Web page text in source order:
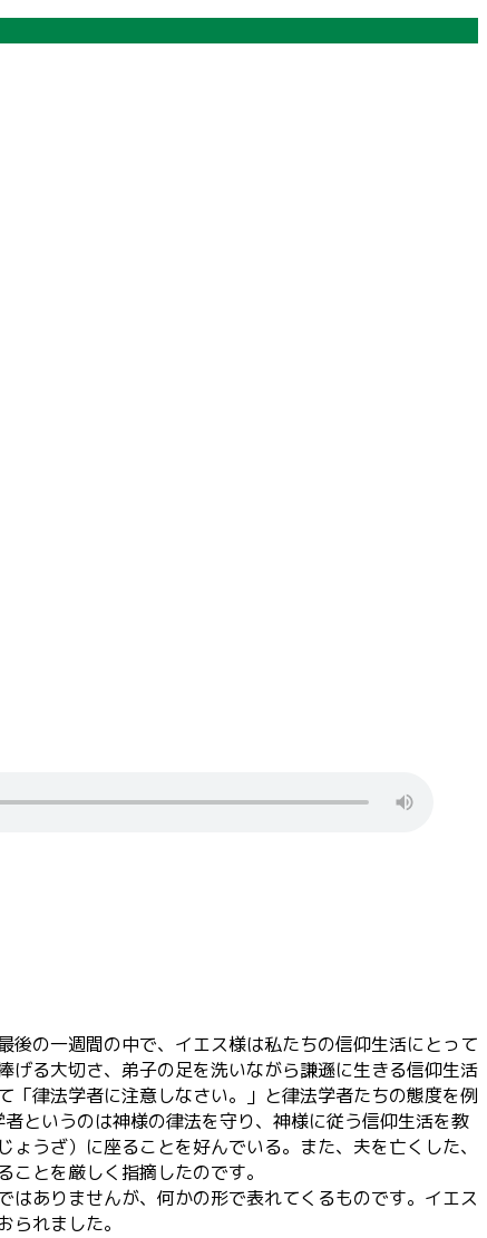
の一週間の中で、イエス様は私たちの信仰生活にとって
る大切さ、弟子の足を洗いながら謙遜に生きる信仰生活
律法学者に注意しなさい。」と律法学者たちの態度を例
というのは神様の律法を守り、神様に従う信仰生活を教
うざ）に座ることを好んでいる。また、夫を亡くした、
とを厳しく指摘したのです。
ありませんが、何かの形で表れてくるものです。イエス
れました。